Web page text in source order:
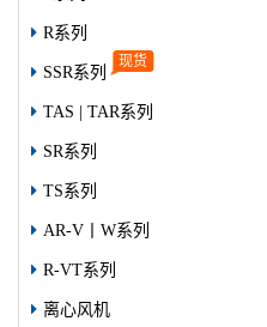
R系列
SSR系列
TAS | TAR系列
SR系列
TS系列
AR-V丨W系列
R-VT系列
离心风机